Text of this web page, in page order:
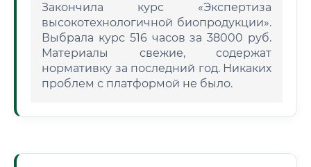
Закончила курс «Экспертиза
высокотехнологичной биопродукции».
Выбрала курс 516 часов за 38000 руб.
Материалы свежие, содержат
нормативку за последний год. Никаких
проблем с платформой не было.